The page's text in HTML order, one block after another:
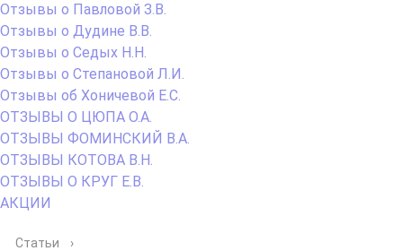
Отзывы о Павловой З.В.
Отзывы о Дудине В.В.
Отзывы о Седых Н.Н.
Отзывы о Степановой Л.И.
Отзывы об Хоничевой Е.С.
ОТЗЫВЫ О ЦЮПА О.А.
ОТЗЫВЫ ФОМИНСКИЙ В.А.
ОТЗЫВЫ КОТОВА В.Н.
ОТЗЫВЫ О КРУГ Е.В.
АКЦИИ
Статьи ›